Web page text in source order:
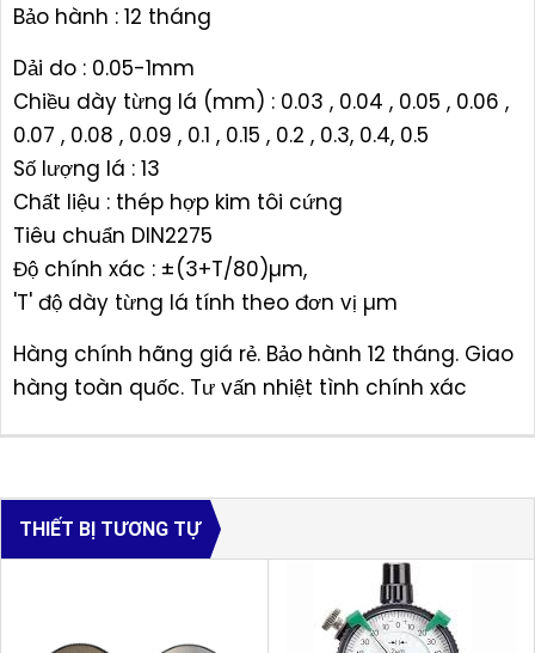
Bảo hành : 12 tháng
Dải do : 0.05-1mm
Chiều dày từng lá (mm) : 0.03 , 0.04 , 0.05 , 0.06 ,
0.07 , 0.08 , 0.09 , 0.1 , 0.15 , 0.2 , 0.3, 0.4, 0.5
Số lượng lá : 13
Chất liệu : thép hợp kim tôi cứng
Tiêu chuẩn DIN2275
Độ chính xác : ±(3+T/80)µm,
'T' độ dày từng lá tính theo đơn vị µm
Hàng chính hãng giá rẻ. Bảo hành 12 tháng. Giao
hàng toàn quốc. Tư vấn nhiệt tình chính xác
THIẾT BỊ TƯƠNG TỰ